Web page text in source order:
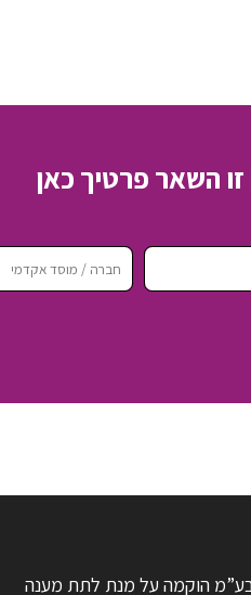
השאר פרטיך כאן
הוקמה על מנת לתת מענה